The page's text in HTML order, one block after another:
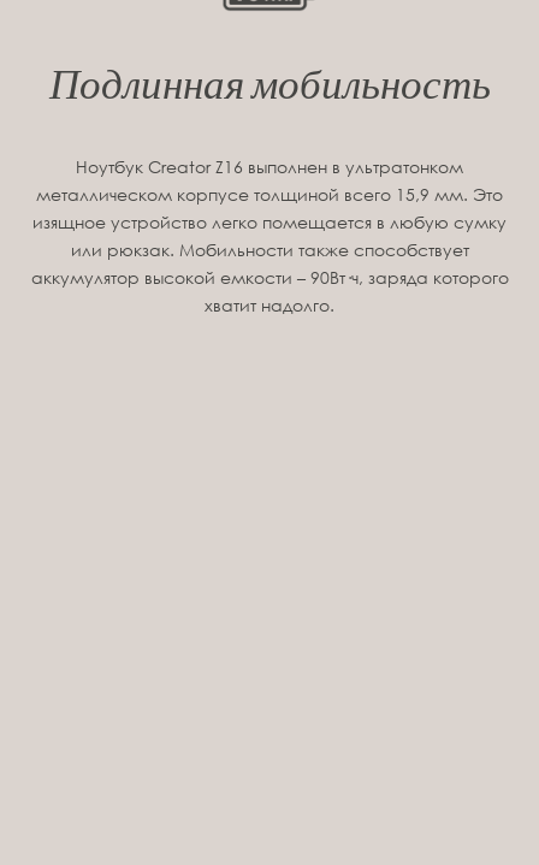
Подлинная мобильность
Ноутбук Creator Z16 выполнен в ультратонком
металлическом корпусе толщиной всего 15,9 мм. Это
изящное устройство легко помещается в любую сумку
или рюкзак. Мобильности также способствует
аккумулятор высокой емкости – 90Вт·ч, заряда которого
хватит надолго.